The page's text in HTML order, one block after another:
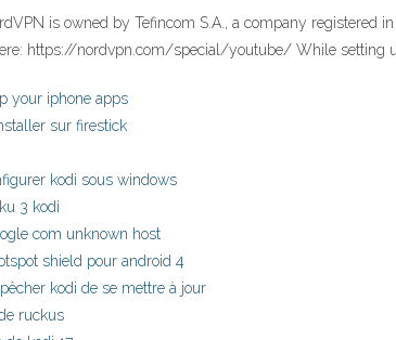
is owned by Tefincom S.A., a company registered
https://nordvpn.com/special/youtube/ While setting
your iphone apps
sur firestick
kodi sous windows
3 kodi
com unknown host
shield pour android 4
kodi de se mettre à jour
ruckus